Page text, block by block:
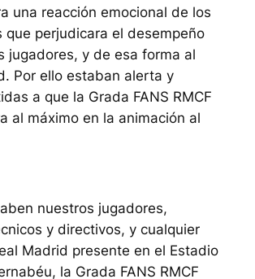
una reacción emocional de los
que perjudicara el desempeño
jugadores, y de esa forma al
Por ello estaban alerta y
a que la Grada FANS RMCF
al máximo en la animación al
nuestros jugadores,
y directivos, y cualquier
Madrid presente en el Estadio
la Grada FANS RMCF